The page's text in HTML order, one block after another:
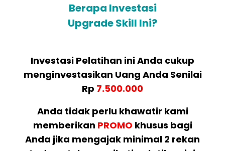
Berapa Investasi
Upgrade Skill Ini?
Investasi Pelatihan ini Anda cukup
menginvestasikan Uang Anda Senilai
Rp 7.500.000
Anda tidak perlu khawatir kami
memberikan PROMO khusus bagi
Anda jika mengajak minimal 2 rekan